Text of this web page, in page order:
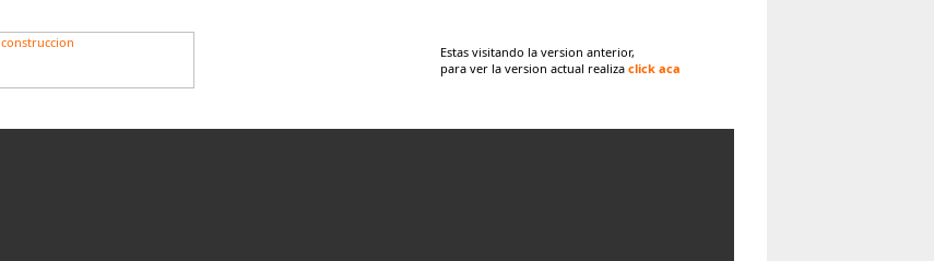
Estas visitando la version anterior,
para ver la version actual realiza click aca